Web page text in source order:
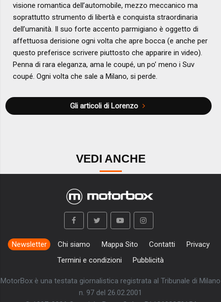
visione romantica dell’automobile, mezzo meccanico ma
soprattutto strumento di libertà e conquista straordinaria
dell’umanità. Il suo forte accento parmigiano è oggetto di
affettuosa derisione ogni volta che apre bocca (e anche per
questo preferisce scrivere piuttosto che apparire in video).
Penna di rara eleganza, ama le coupé, un po’ meno i Suv
coupé. Ogni volta che sale a Milano, si perde.
Gli articoli di Lorenzo
VEDI ANCHE
Newsletter Chi siamo Mappa Sito Contatti
Privacy
Termini e condizioni
Pubblicità
MotorBox è una testata giornalistica registrata al Tribunale di Milano
n. 97 del 26.02.2001